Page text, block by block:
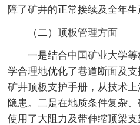
障了矿井的正常接续及全年生
（二）顶板管理方面
一是结合中国矿业大学
学合理地优化了巷道断面及
矿井顶板支护手册，从技术
隐患。二是在地质条件复杂
使用了大阻力及带伸缩顶梁